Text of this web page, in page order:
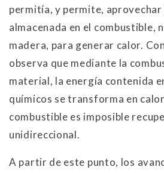
permitía, y permite, aprovechar
almacenada en el combustible,
madera, para generar calor.
observa que mediante la
material, la energía contenida
químicos se transforma en
combustible es imposible
unidireccional.
A partir de este punto, los